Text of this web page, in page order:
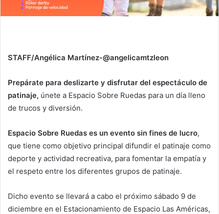
STAFF/Angélica Martínez-@angelicamtzleon
Prepárate para deslizarte y disfrutar del espectáculo de
patinaje, únete a Espacio Sobre Ruedas para un día lleno
de trucos y diversión.
Espacio Sobre Ruedas es un evento sin fines de lucro,
que tiene como objetivo principal difundir el patinaje como
deporte y actividad recreativa, para fomentar la empatía y
el respeto entre los diferentes grupos de patinaje.
Dicho evento se llevará a cabo el próximo sábado 9 de
diciembre en el Estacionamiento de Espacio Las Américas,